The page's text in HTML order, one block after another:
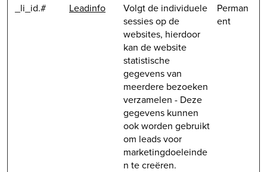
_li_id.# Leadinfo
Volgt de individuele
sessies op de
websites, hierdoor
kan de website
statistische
gegevens van
meerdere bezoeken
verzamelen - Deze
gegevens kunnen
ook worden gebruikt
om leads voor
marketingdoeleinde
n te creëren.
Perman
ent